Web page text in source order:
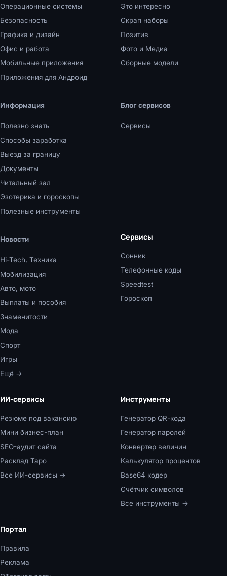
Операционные системы
Безопасность
Графика и дизайн
Офис и работа
Мобильные приложения
Приложения для Андроид
Это интересно
Скрап наборы
Позитив
Фото и Медиа
Сборные модели
Информация
Полезно знать
Способы заработка
Выезд за границу
Документы
Читальный зал
Эзотерика и гороскопы
Полезные инструменты
Блог сервисов
Сервисы
Новости
Hi-Tech, Техника
Мобилизация
Авто, мото
Выплаты и пособия
Знаменитости
Мода
Спорт
Игры
Ещё →
Сервисы
Сонник
Телефонные коды
Speedtest
Гороскоп
ИИ-сервисы
Резюме под вакансию
Мини бизнес-план
SEO-аудит сайта
Расклад Таро
Все ИИ-сервисы →
Инструменты
Генератор QR-кода
Генератор паролей
Конвертер величин
Калькулятор процентов
Base64 кодер
Счётчик символов
Все инструменты →
Портал
Правила
Реклама